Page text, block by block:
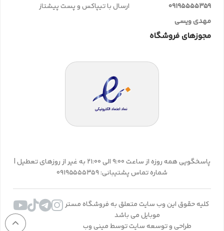
09195555359
مهدی ویسی
ارسال با تیپاکس و پست پیشتاز
مجوزهای فروشگاه
پاسخگویی همه روزه از ساعت 9:00 الی 21:00 به غیر از روزهای تعطیل |
شماره تماس پشتیبانی: 09195555359
کلیه حقوق این وب سایت متعلق به فروشگاه مستر
موبایل می باشد
طراحی و توسعه سایت توسط مینی وب